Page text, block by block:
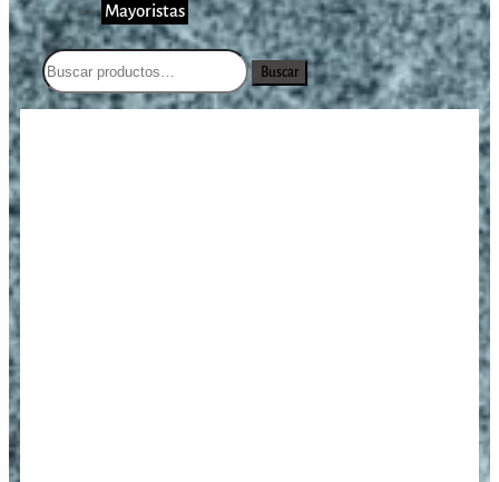
Mayoristas
Buscar